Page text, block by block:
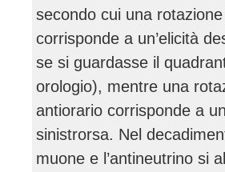
secondo cui una
corrisponde a un’elicità
se si guardasse il
orologio), mentre una
antiorario corrisponde a
sinistrorsa. Nel
muone e l’antineutrino si